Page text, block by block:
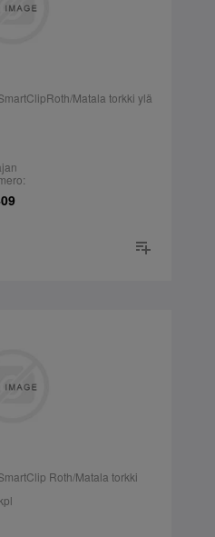
Matala torkki ylä
Roth/Matala torkki